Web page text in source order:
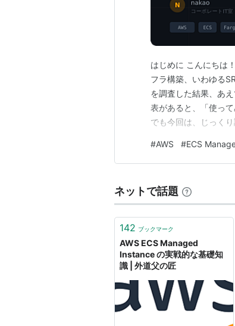
はじめに こんにちは
フラ構築、いわゆる
を調査した結果、あ
表があると、「使っ
でも今回は、じっく
考になれば幸いです
かけて行ったもので
#AWS #ECS
ネットで話題
142 ブックマーク
AWS ECS Managed
Instance の実戦的な基礎知
識 | 外道父の匠